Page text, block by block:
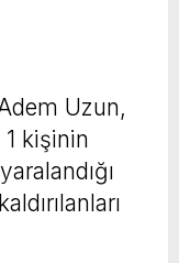
Uzun,
1 kişinin